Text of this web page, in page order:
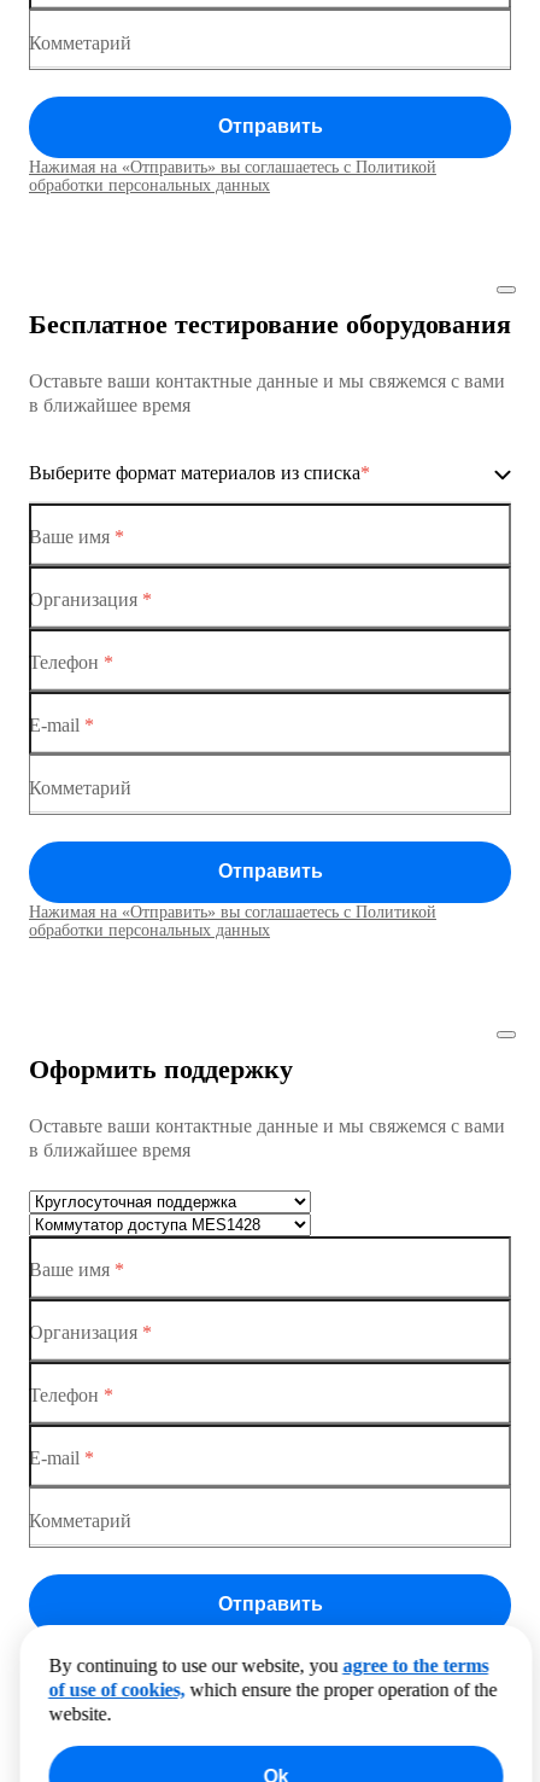
Коммутатор доступа MES1428
Коммутаторы доступа01
Коммутатор доступа MES1428
Коммутатор доступа MES1428
Коммутаторы доступа
Коммутатор доступа MES1428-03
Коммутатор доступа MES1428-04
Комметарий
Отправить
Нажимая на «Отправить» вы соглашаетесь с Политикой
обработки персональных данных
Бесплатное тестирование оборудования
Оставьте ваши контактные данные и мы свяжемся с вами
в ближайшее время
Выберите формат материалов из списка*
Ethernet-коммутаторы
Коммутатор доступа MES1428
Коммутаторы доступа01
Коммутатор доступа MES1428
Коммутатор доступа MES1428
Коммутаторы доступа
Коммутатор доступа MES1428-02
Ваше имя *
Организация *
Телефон *
E-mail *
Комметарий
Отправить
Нажимая на «Отправить» вы соглашаетесь с Политикой
обработки персональных данных
Оформить поддержку
Оставьте ваши контактные данные и мы свяжемся с вами
в ближайшее время
Ваше имя *
Организация *
Телефон *
E-mail *
Комметарий
Отправить
обработки персональных данных
By continuing to use our website, you agree to the terms
of use of cookies,which ensure the proper operation of the
website.
Ok